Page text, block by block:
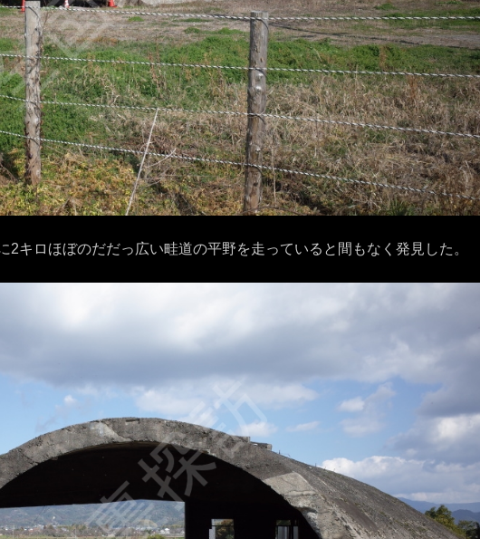
2キロほぼのだだっ広い畦道の平野を走っていると間もなく発見した。